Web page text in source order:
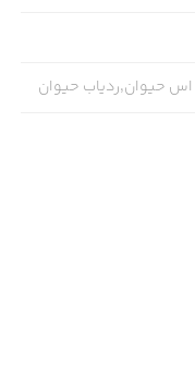
حیوان,ردیاب حیوان